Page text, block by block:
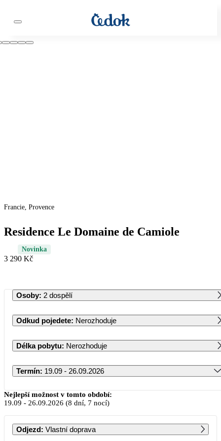
Francie, Provence
Residence Le Domaine de Camiole
Novinka
3 290 Kč
Osoby: 2 dospělí
Odkud pojedete: Nerozhoduje
Délka pobytu: Nerozhoduje
Termín: 19.09 - 26.09.2026
Září 2026
PO ÚT ST ČT PÁ SO NE
Nejlepší možnost v tomto období:
19.09 - 26.09.2026 (8 dní, 7 nocí)
Odjezd: Vlastní doprava